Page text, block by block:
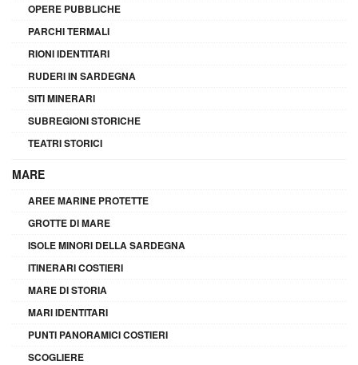
OPERE PUBBLICHE
PARCHI TERMALI
RIONI IDENTITARI
RUDERI IN SARDEGNA
SITI MINERARI
SUBREGIONI STORICHE
TEATRI STORICI
MARE
AREE MARINE PROTETTE
GROTTE DI MARE
ISOLE MINORI DELLA SARDEGNA
ITINERARI COSTIERI
MARE DI STORIA
MARI IDENTITARI
PUNTI PANORAMICI COSTIERI
SCOGLIERE